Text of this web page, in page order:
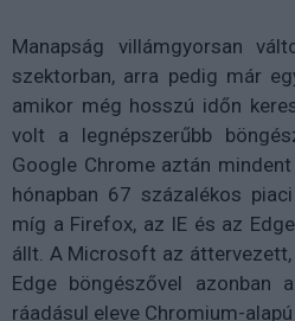
Manapság villámgyorsan
szektorban, arra pedig már
amikor még hosszú időn
volt a legnépszerűbb
Google Chrome aztán
hónapban 67 százalékos
míg a Firefox, az IE és az
állt. A Microsoft az
Edge böngészővel azonban
ráadásul eleve Chromium-